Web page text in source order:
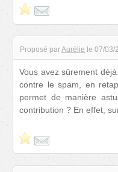
Proposé parAurélie le 07/03/
Vous avez sûrement
contre le spam, en
permet de manière
contribution ? En effet,